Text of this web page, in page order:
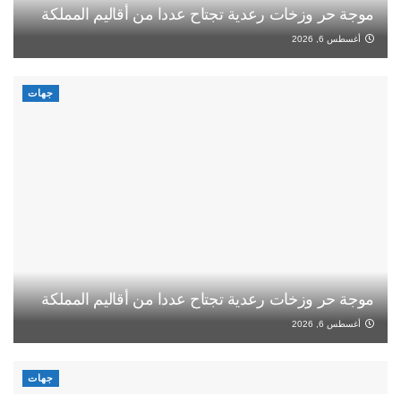
موجة حر وزخات رعدية تجتاح عددا من أقاليم المملكة
أغسطس 6, 2026
جهات
موجة حر وزخات رعدية تجتاح عددا من أقاليم المملكة
أغسطس 6, 2026
جهات